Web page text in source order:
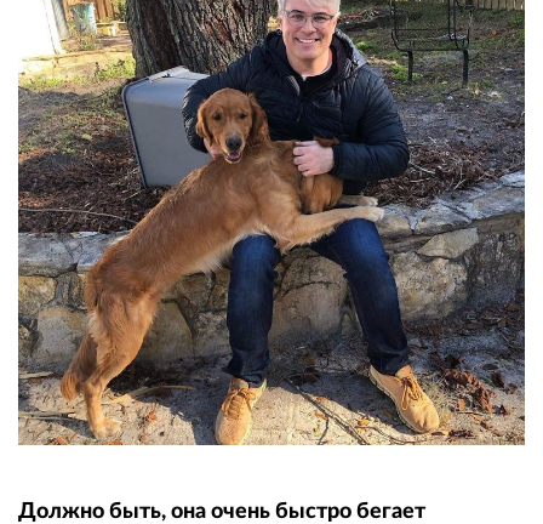
Должно быть, она очень быстро бегает